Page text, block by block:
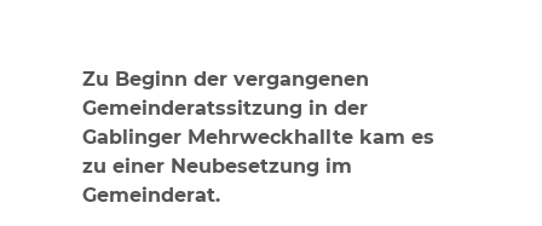
Zu Beginn der vergangenen
Gemeinderatssitzung in der
Gablinger Mehrweckhallte kam es
zu einer Neubesetzung im
Gemeinderat.